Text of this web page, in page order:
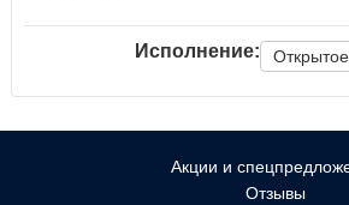
Исполнение: Открытое
Акции и
Отзывы